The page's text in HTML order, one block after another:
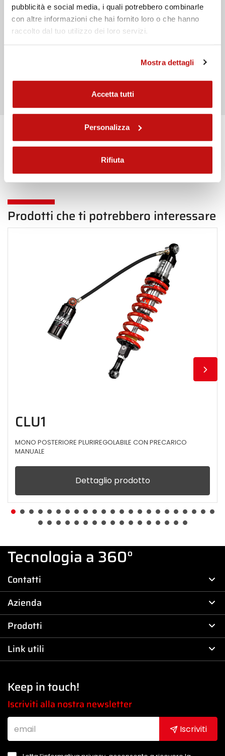
pubblicità e social media, i quali potrebbero combinarle
con altre informazioni che hai fornito loro o che hanno
raccolto dal tuo utilizzo dei loro servizi.
Mostra dettagli
Accetta tutti
Personalizza
Rifiuta
Invia
Torna indietro in Posteriore
Prodotti che ti potrebbero interessare
CLU1
MONO POSTERIORE PLURIREGOLABILE CON PRECARICO
MANUALE
Dettaglio prodotto
Tecnologia a 360°
Contatti
Azienda
Prodotti
Link utili
Keep in touch!
Iscriviti alla nostra newsletter
Iscriviti